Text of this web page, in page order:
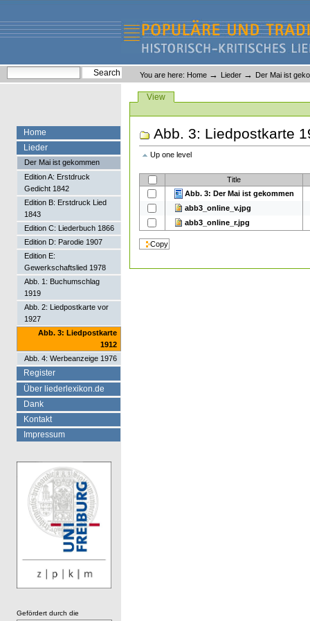
content.
navigation
Liederlexikon
Personal
tools
You are here: Home → Lieder → Der Mai ist
ViewsView
Abb. 3: Liedpostkarte
Up one level
Title
Abb. 3: Der Mai ist gekommen
abb3_online_v.jpg
abb3_online_r.jpg
Home
Lieder
Der Mai ist gekommen
Edition A: Erstdruck
Gedicht 1842
Edition B: Erstdruck Lied
1843
Edition C: Liederbuch 1866
Edition D: Parodie 1907
Edition E:
Gewerkschaftslied 1978
Abb. 1: Buchumschlag
1919
Abb. 2: Liedpostkarte vor
1927
Abb. 3: Liedpostkarte
1912
Abb. 4: Werbeanzeige 1976
Register
Über liederlexikon.de
Dank
Kontakt
Impressum
Gefördert durch die